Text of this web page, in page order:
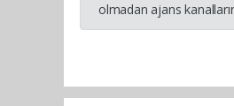
olmadan ajans